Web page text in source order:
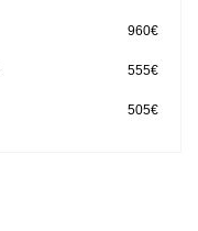
960€
555€
505€